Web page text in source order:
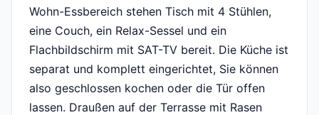
Wohn-Essbereich stehen Tisch mit 4 Stühlen,
eine Couch, ein Relax-Sessel und ein
Flachbildschirm mit SAT-TV bereit. Die Küche ist
separat und komplett eingerichtet, Sie können
also geschlossen kochen oder die Tür offen
lassen. Draußen auf der Terrasse mit Rasen